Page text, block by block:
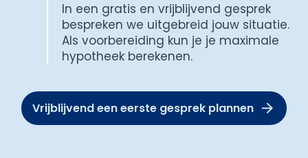
In een gratis en vrijblijvend gesprek
bespreken we uitgebreid jouw situatie.
Als voorbereiding kun je je maximale
hypotheek berekenen.
Vrijblijvend een eerste gesprek plannen